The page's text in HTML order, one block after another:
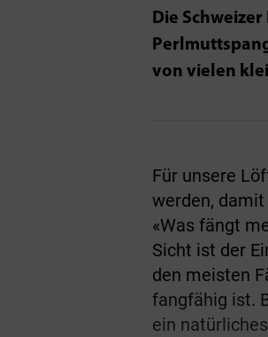
Die
von vielen
Für unsere
werden,
«Was fängt
Sicht ist der
den meisten
fangfähig ist.
ein